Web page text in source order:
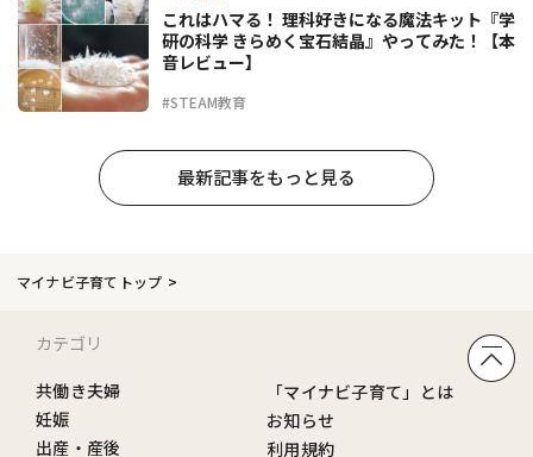
#STEAM教育
これはハマる！ 理科好きになる魔法キット『学
研の科学 きらめく宝石結晶』やってみた！【本
音レビュー】
最新記事をもっと見る
マイナビ子育てトップ
カテゴリ
共働き夫婦
妊娠
出産・産後
「マイナビ子育て」とは
お知らせ
利用規約